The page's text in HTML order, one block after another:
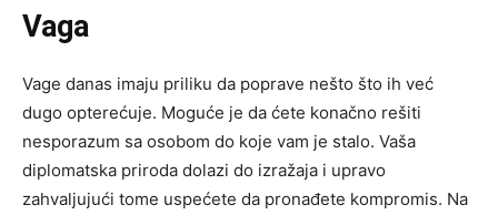
Vaga
Vage danas imaju priliku da poprave nešto što ih već
dugo opterećuje. Moguće je da ćete konačno rešiti
nesporazum sa osobom do koje vam je stalo. Vaša
diplomatska priroda dolazi do izražaja i upravo
zahvaljujući tome uspećete da pronađete kompromis. Na